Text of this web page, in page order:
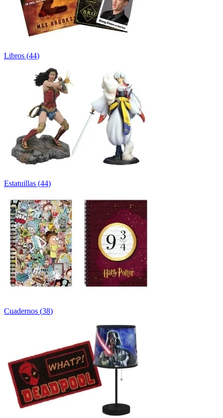
Libros (44)
Estatuillas (44)
Cuadernos (38)